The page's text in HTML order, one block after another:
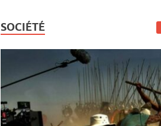
SOCIÉTÉ